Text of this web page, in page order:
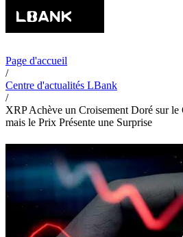
Page d'accueil
/
Centre d'actualités LBank
/
XRP Achève un Croisement Doré sur le
mais le Prix Présente une Surprise